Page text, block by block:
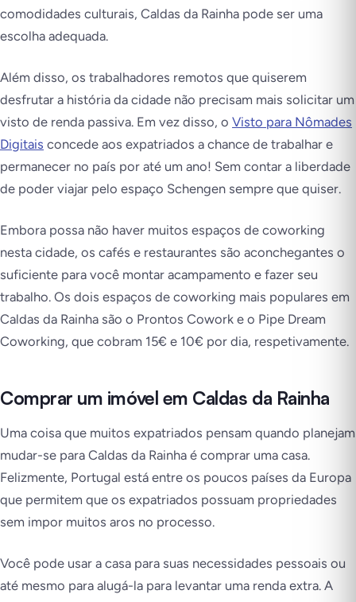
comodidades culturais, Caldas da Rainha pode ser uma
escolha adequada.
Além disso, os trabalhadores remotos que quiserem
desfrutar a história da cidade não precisam mais solicitar um
visto de renda passiva. Em vez disso, o Visto para Nômades
Digitais concede aos expatriados a chance de trabalhar e
permanecer no país por até um ano! Sem contar a liberdade
de poder viajar pelo espaço Schengen sempre que quiser.
Embora possa não haver muitos espaços de coworking
nesta cidade, os cafés e restaurantes são aconchegantes o
suficiente para você montar acampamento e fazer seu
trabalho. Os dois espaços de coworking mais populares em
Caldas da Rainha são o Prontos Cowork e o Pipe Dream
Coworking, que cobram 15€ e 10€ por dia, respetivamente.
Comprar um imóvel em Caldas da Rainha
Uma coisa que muitos expatriados pensam quando planejam
mudar-se para Caldas da Rainha é comprar uma casa.
Felizmente, Portugal está entre os poucos países da Europa
que permitem que os expatriados possuam propriedades
sem impor muitos aros no processo.
Você pode usar a casa para suas necessidades pessoais ou
até mesmo para alugá-la para levantar uma renda extra. A